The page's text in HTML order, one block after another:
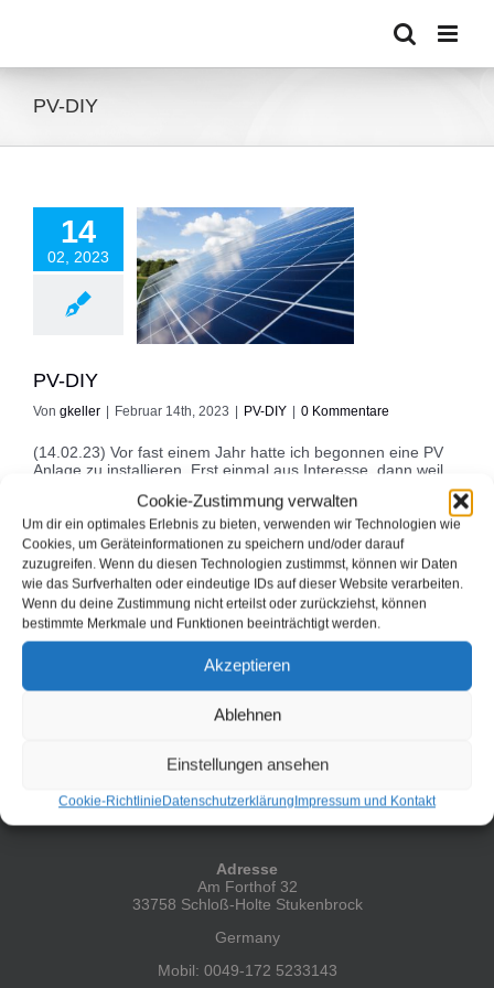
Cookie-Zustimmung verwalten
Um dir ein optimales Erlebnis zu bieten, verwenden wir Technologien wie
Cookies, um Geräteinformationen zu speichern und/oder darauf
zuzugreifen. Wenn du diesen Technologien zustimmst, können wir Daten
wie das Surfverhalten oder eindeutige IDs auf dieser Website verarbeiten.
Wenn du deine Zustimmung nicht erteilst oder zurückziehst, können
bestimmte Merkmale und Funktionen beeinträchtigt werden.
Akzeptieren
Ablehnen
Einstellungen ansehen
Cookie-RichtlinieDatenschutzerklärungImpressum und Kontakt
PV-DIY
14
02, 2023
PV-DIY
Von gkeller Februar 14th, 2023 PV-DIY 0 Kommentare
(14.02.23) Vor fast einem Jahr hatte ich begonnen eine PV
Anlage zu installieren. Erst einmal aus Interesse, dann weil
Motivation besorgt. Wer heute eine PV Anlage installieren
möchte ist in der Regel auf einen Partner für Installation und
Inbetriebnahme angewiesen. [...]
Weiterlesen
Zurück 1 2
Adresse
Am Forthof 32
33758 Schloß-Holte Stukenbrock
Germany
Mobil: 0049-172 5233143